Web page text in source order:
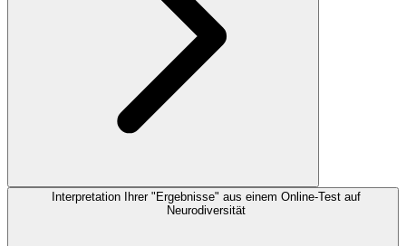
Interpretation Ihrer "Ergebnisse" aus einem Online-Test auf
Neurodiversität